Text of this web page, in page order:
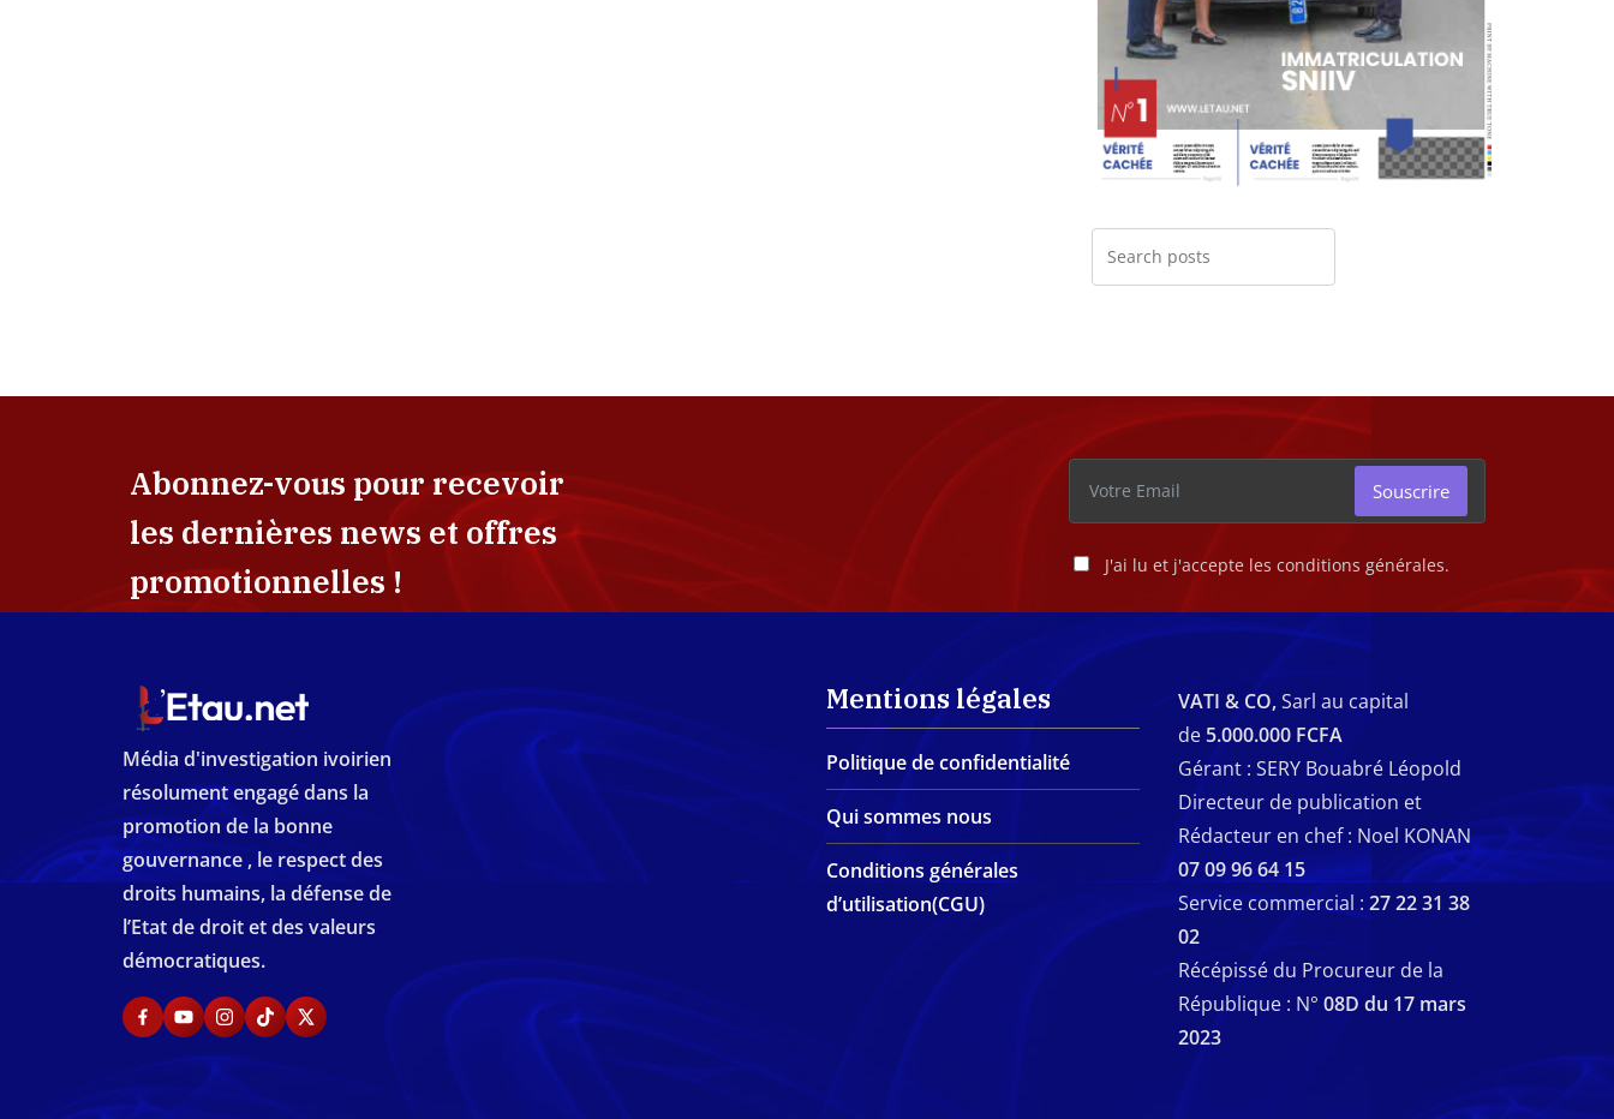
Abonnez-vous pour recevoir
les dernières news et offres
promotionnelles !
J'ai lu et j'accepte les conditions générales.
Souscrire
Média d'investigation ivoirien
résolument engagé dans la
promotion de la bonne
gouvernance , le respect des
droits humains, la défense de
l’Etat de droit et des valeurs
démocratiques.
Mentions légales
Politique de confidentialité
Qui sommes nous
Conditions générales
d’utilisation(CGU)
VATI & CO,Sarl au capital
de 5.000.000 FCFA
Gérant : SERY Bouabré Léopold
Directeur de publication et
Rédacteur en chef : Noel KONAN
07 09 96 64 15
Service commercial : 27 22 31 38
02
Récépissé du Procureur de la
République : N° 08D du 17 mars
2023